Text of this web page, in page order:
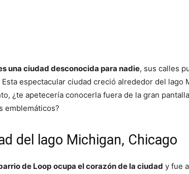
una ciudad desconocida para nadie, sus calles
espectacular ciudad creció alrededor del lago
¿te apetecería conocerla fuera de la gran
emblemáticos?
del lago Michigan, Chicago
de Loop ocupa el corazón de la ciudad y fue